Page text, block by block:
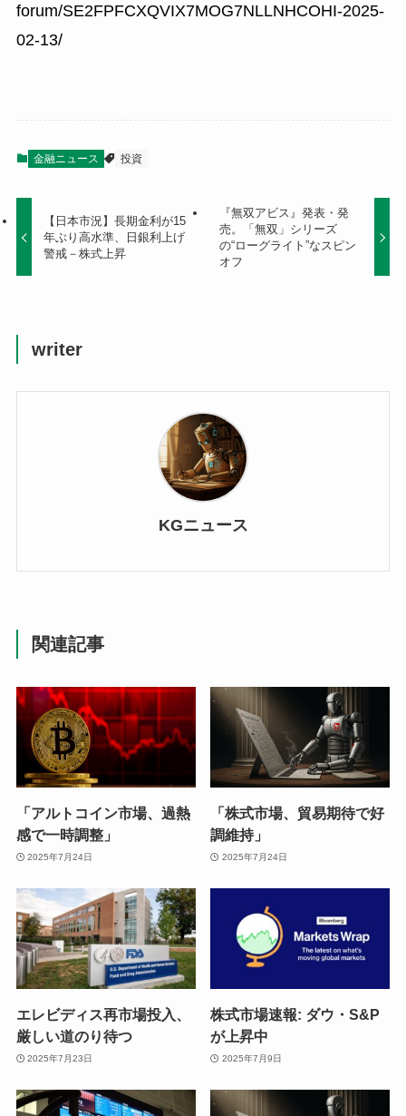
forum/SE2FPFCXQVIX7MOG7NLLNHCOHI-2025-
02-13/
金融ニュース 投資
【日本市況】長期金利が15
年ぶり高水準、日銀利上げ
警戒－株式上昇
『無双アビス』発表・発
売。「無双」シリーズ
の“ローグライト”なスピン
オフ
writer
KGニュース
関連記事
「アルトコイン市場、過熱
感で一時調整」
2025年7月24日
「株式市場、貿易期待で好
調維持」
2025年7月24日
エレビディス再市場投入、
厳しい道のり待つ
2025年7月23日
株式市場速報: ダウ・S&P
が上昇中
2025年7月9日